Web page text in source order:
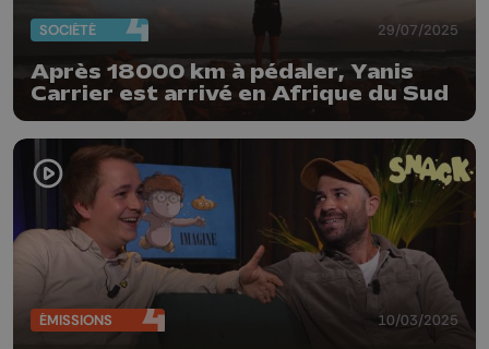
SOCIÉTÉ 29/07/2025
Après 18000 km à pédaler, Yanis
Carrier est arrivé en Afrique du Sud
ÉMISSIONS 10/03/2025